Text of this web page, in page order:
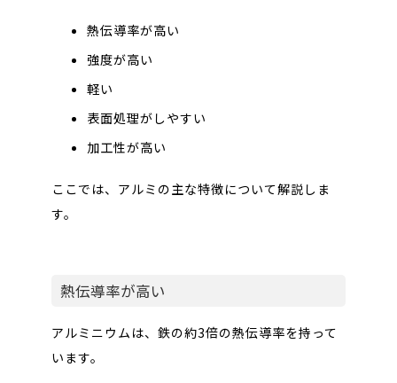
熱伝導率が高い
強度が高い
軽い
表面処理がしやすい
加工性が高い
ここでは、アルミの主な特徴について解説しま
す。
熱伝導率が高い
アルミニウムは、鉄の約3倍の熱伝導率を持って
います。